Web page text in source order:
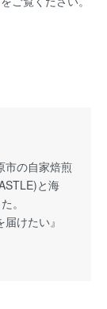
市の自家焙煎
と海
。
けたい』